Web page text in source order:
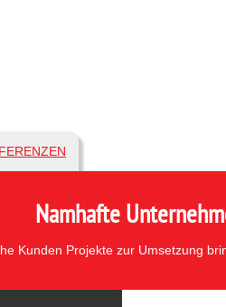
Namhafte
Kunden Projekte zur Umsetzung